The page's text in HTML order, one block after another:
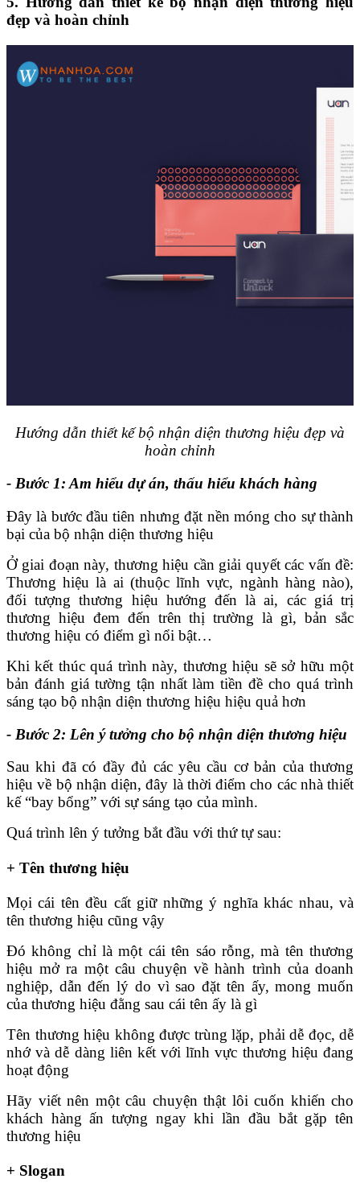
đẹp và hoàn chỉnh
Hướng dẫn thiết kế bộ nhận diện thương hiệu đẹp và
hoàn chỉnh
- Bước 1: Am hiểu dự án, thấu hiểu khách hàng
Đây là bước đầu tiên nhưng đặt nền móng cho sự thành
bại của bộ nhận diện thương hiệu
Ở giai đoạn này, thương hiệu cần giải quyết các vấn đề:
Thương hiệu là ai (thuộc lĩnh vực, ngành hàng nào),
đối tượng thương hiệu hướng đến là ai, các giá trị
thương hiệu đem đến trên thị trường là gì, bản sắc
thương hiệu có điểm gì nổi bật…
Khi kết thúc quá trình này, thương hiệu sẽ sở hữu một
bản đánh giá tường tận nhất làm tiền đề cho quá trình
sáng tạo bộ nhận diện thương hiệu hiệu quả hơn
- Bước 2: Lên ý tưởng cho bộ nhận diện thương hiệu
Sau khi đã có đầy đủ các yêu cầu cơ bản của thương
hiệu về bộ nhận diện, đây là thời điểm cho các nhà thiết
kế “bay bổng” với sự sáng tạo của mình.
Quá trình lên ý tưởng bắt đầu với thứ tự sau:
+ Tên thương hiệu
Mọi cái tên đều cất giữ những ý nghĩa khác nhau, và
tên thương hiệu cũng vậy
Đó không chỉ là một cái tên sáo rỗng, mà tên thương
hiệu mở ra một câu chuyện về hành trình của doanh
nghiệp, dẫn đến lý do vì sao đặt tên ấy, mong muốn
của thương hiệu đằng sau cái tên ấy là gì
Tên thương hiệu không được trùng lặp, phải dễ đọc, dễ
nhớ và dễ dàng liên kết với lĩnh vực thương hiệu đang
hoạt động
Hãy viết nên một câu chuyện thật lôi cuốn khiến cho
khách hàng ấn tượng ngay khi lần đầu bắt gặp tên
thương hiệu
+ Slogan